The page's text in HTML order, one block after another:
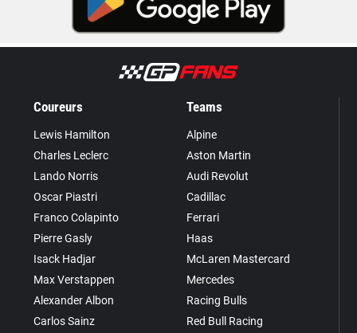
Coureurs
Lewis Hamilton
Charles Leclerc
Lando Norris
Oscar Piastri
Franco Colapinto
Pierre Gasly
Isack Hadjar
Max Verstappen
Alexander Albon
Carlos Sainz
Teams
Alpine
Aston Martin
Audi Revolut
Cadillac
Ferrari
Haas
McLaren Mastercard
Mercedes
Racing Bulls
Red Bull Racing